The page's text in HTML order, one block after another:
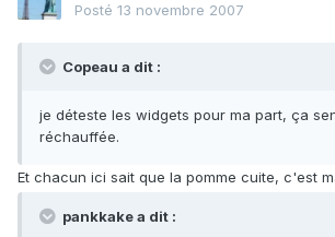
Posté 13 novembre 2007
Copeau a dit :
je déteste les widgets pour ma part, ça
réchauffée.
Et chacun ici sait que la pomme cuite, c'est
pankkake a dit :